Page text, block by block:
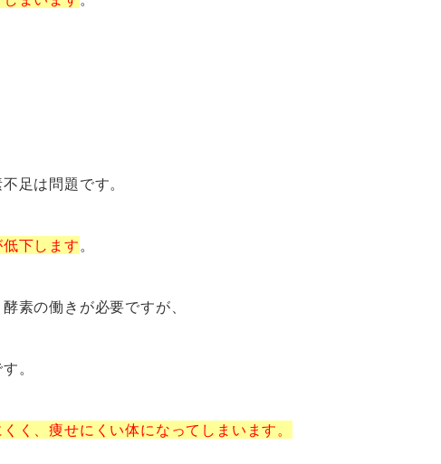
足は問題です。
下します。
素の働きが必要ですが、
。
く、痩せにくい体になってしまいます。